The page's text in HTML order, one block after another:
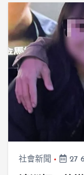
社會新聞 27